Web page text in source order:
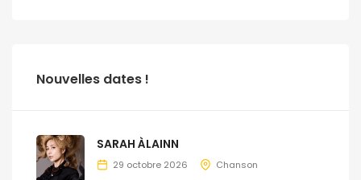
Nouvelles dates !
SARAH ÀLAINN
29 octobre 2026 Chanson